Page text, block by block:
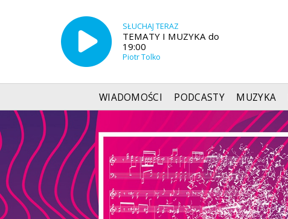
SŁUCHAJ TERAZ
TEMATY I MUZYKA do
19:00
Piotr Tolko
WIADOMOŚCI PODCASTY MUZYKA